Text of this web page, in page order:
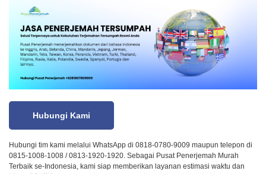
Hubungi Kami
Hubungi tim kami melalui WhatsApp di 0818-0780-9009 maupun telepon di
0815-1008-1008 / 0813-1920-1920. Sebagai Pusat Penerjemah Murah
Terbaik se-Indonesia, kami siap memberikan layanan estimasi waktu dan